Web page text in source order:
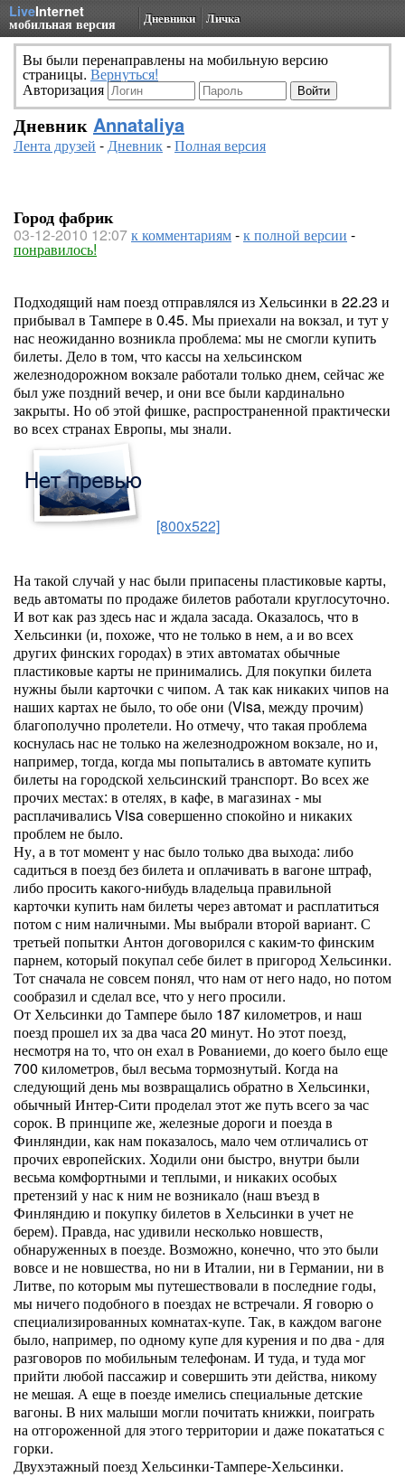
LiveInternet
мобильная версия Дневники Личка
Вы были перенаправлены на мобильную версию
страницы. Вернуться!
Авторизация
Дневник Annataliya
Лента друзей -Дневник-Полная версия
Город фабрик
03-12-2010 12:07к комментариям-к полной версии -
понравилось!
Подходящий нам поезд отправлялся из Хельсинки в 22.23 и
прибывал в Тампере в 0.45. Мы приехали на вокзал, и тут у
нас неожиданно возникла проблема: мы не смогли купить
билеты. Дело в том, что кассы на хельсинском
железнодорожном вокзале работали только днем, сейчас же
был уже поздний вечер, и они все были кардинально
закрыты. Но об этой фишке, распространенной практически
во всех странах Европы, мы знали.
[800x522]
На такой случай у нас были припасены пластиковые карты,
ведь автоматы по продаже билетов работали круглосуточно.
И вот как раз здесь нас и ждала засада. Оказалось, что в
Хельсинки (и, похоже, что не только в нем, а и во всех
других финских городах) в этих автоматах обычные
пластиковые карты не принимались. Для покупки билета
нужны были карточки с чипом. А так как никаких чипов на
наших картах не было, то обе они (Visa, между прочим)
благополучно пролетели. Но отмечу, что такая проблема
коснулась нас не только на железнодрожном вокзале, но и,
например, тогда, когда мы попытались в автомате купить
билеты на городской хельсинский транспорт. Во всех же
прочих местах: в отелях, в кафе, в магазинах - мы
расплачивались Visa совершенно спокойно и никаких
проблем не было.
Ну, а в тот момент у нас было только два выхода: либо
садиться в поезд без билета и оплачивать в вагоне штраф,
либо просить какого-нибудь владельца правильной
карточки купить нам билеты через автомат и расплатиться
потом с ним наличными. Мы выбрали второй вариант. С
третьей попытки Антон договорился с каким-то финским
парнем, который покупал себе билет в пригород Хельсинки.
Тот сначала не совсем понял, что нам от него надо, но потом
сообразил и сделал все, что у него просили.
От Хельсинки до Тампере было 187 километров, и наш
поезд прошел их за два часа 20 минут. Но этот поезд,
несмотря на то, что он ехал в Рованиеми, до коего было еще
700 километров, был весьма тормознутый. Когда на
следующий день мы возвращались обратно в Хельсинки,
обычный Интер-Сити проделал этот же путь всего за час
сорок. В принципе же, железные дороги и поезда в
Финляндии, как нам показалось, мало чем отличались от
прочих европейских. Ходили они быстро, внутри были
весьма комфортными и теплыми, и никаких особых
претензий у нас к ним не возникало (наш въезд в
Финляндию и покупку билетов в Хельсинки в учет не
берем). Правда, нас удивили несколько новшеств,
обнаруженных в поезде. Возможно, конечно, что это были
вовсе и не новшества, но ни в Италии, ни в Германии, ни в
Литве, по которым мы путешествовали в последние годы,
мы ничего подобного в поездах не встречали. Я говорю о
специализированных комнатах-купе. Так, в каждом вагоне
было, например, по одному купе для курения и по два - для
разговоров по мобильным телефонам. И туда, и туда мог
прийти любой пассажир и совершить эти действа, никому
не мешая. А еще в поезде имелись специальные детские
вагоны. В них малыши могли почитать книжки, поиграть
на отгороженной для этого территории и даже покататься с
горки.
Двухэтажный поезд Хельсинки-Тампере-Хельсинки.